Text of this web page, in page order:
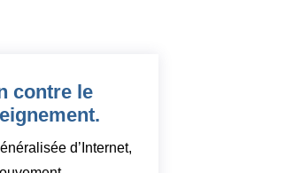
contre le
d’Internet,